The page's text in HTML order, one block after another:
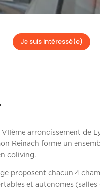
Je suis intéressé(e)
arrondissement de
Reinach forme un
coliving.
proposent chacun 4
et autonomes (salles